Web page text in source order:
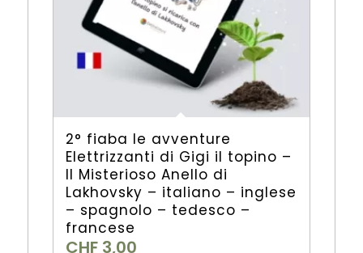
2° fiaba le avventure
Elettrizzanti di Gigi il topino –
Il Misterioso Anello di
Lakhovsky – italiano – inglese
– spagnolo – tedesco –
francese
CHF3,00